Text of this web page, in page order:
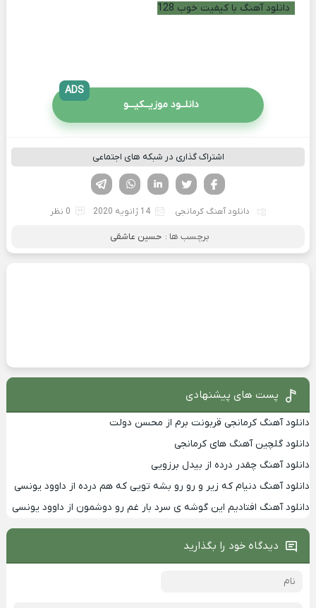
دانلود آهنگ با کیفیت خوب 128
دانلــود موزیــکیـــو
ADS
اشتراک گذاری در شبکه های اجتماعی
لینکدین تویتر
فیسوک
دانلود آهنگ کرمانجی 14 ژانویه 2020 0 نظر
برچسب ها : حسین عاشقی
پست های پیشنهادی
دانلود آهنگ کرمانجی قربونت برم از محسن دولت
دانلود گلچین آهنگ های کرمانجی
دانلود آهنگ چقدر درده از بیدل برزویی
دانلود آهنگ دنیام که زیر و رو رو بشه تویی که هم درده از داوود یونسی
دانلود آهنگ افتادیم این گوشه ی سرد بار غم رو دوشمون از داوود یونسی
دیدگاه خود را بگذارید